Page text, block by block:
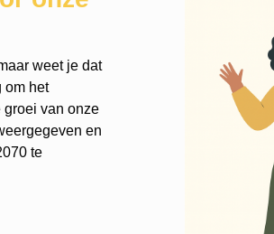
weet je dat
om het
groei van onze
en
te